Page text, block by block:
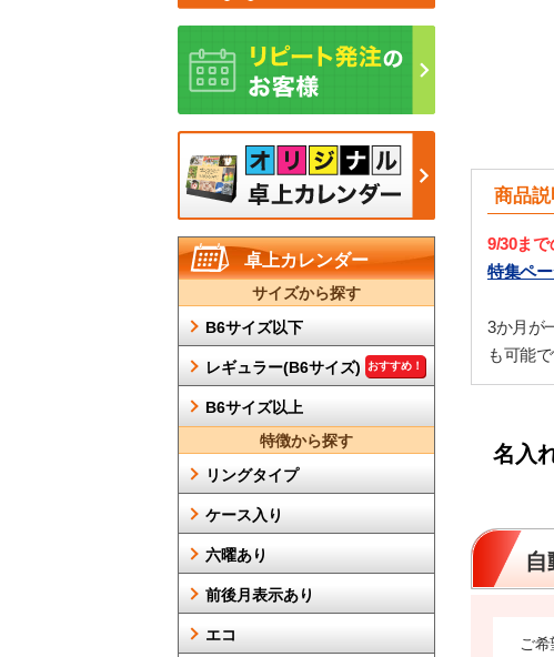
商品説
9/30ま
特集ペ
3か月が
も可能
名入
自
ご
卓上カレンダー
サイズから探す
B6サイズ以下
レギュラー(B6サイズ) おすすめ！
B6サイズ以上
特徴から探す
リングタイプ
ケース入り
六曜あり
前後月表示あり
エコ